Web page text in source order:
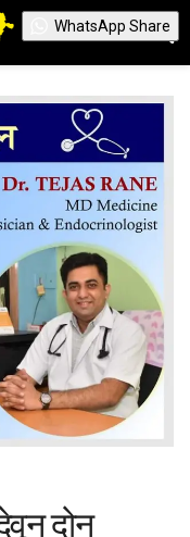
दोन
WhatsApp Share